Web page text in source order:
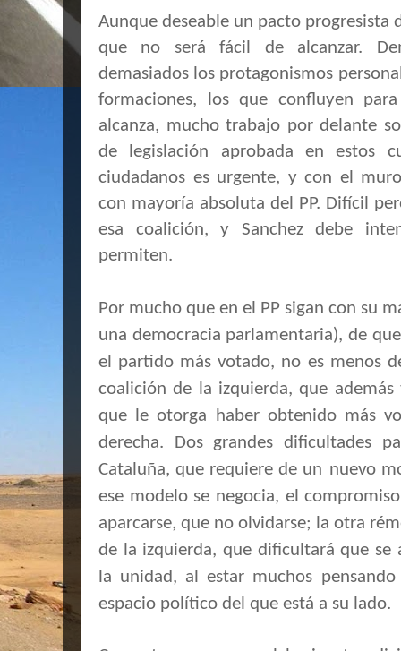
Aunque deseable un pacto progresista
que no será fácil de alcanzar.
demasiados los protagonismos
formaciones, los que confluyen
alcanza, mucho trabajo por delante
de legislación aprobada en estos
ciudadanos es urgente, y con el
con mayoría absoluta del PP. Difícil
esa coalición, y Sanchez debe
permiten.
Por mucho que en el PP sigan con su
una democracia parlamentaria), de
el partido más votado, no es menos
coalición de la izquierda, que
que le otorga haber obtenido más
derecha. Dos grandes dificultades
Cataluña, que requiere de un nuevo
ese modelo se negocia, el
aparcarse, que no olvidarse; la otra
de la izquierda, que dificultará que se
la unidad, al estar muchos
espacio político del que está a su lado.